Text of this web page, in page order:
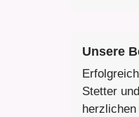
Unsere
Stetter